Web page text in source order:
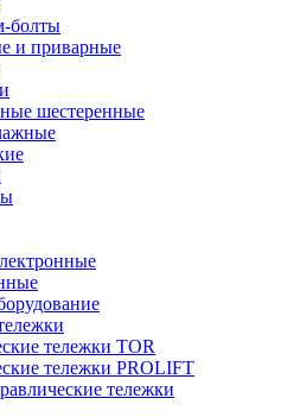
болты
и приварные
шестеренные
тележки TOR
тележки PROLIFT
тележки